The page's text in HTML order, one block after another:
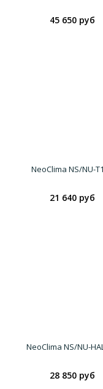
45 650 руб
NeoClima NS/NU-
21 640 руб
NeoClima NS/NU-
28 850 руб